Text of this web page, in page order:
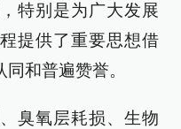
特别是为广大发展
提供了重要思想借
和普遍赞誉。
臭氧层耗损、生物